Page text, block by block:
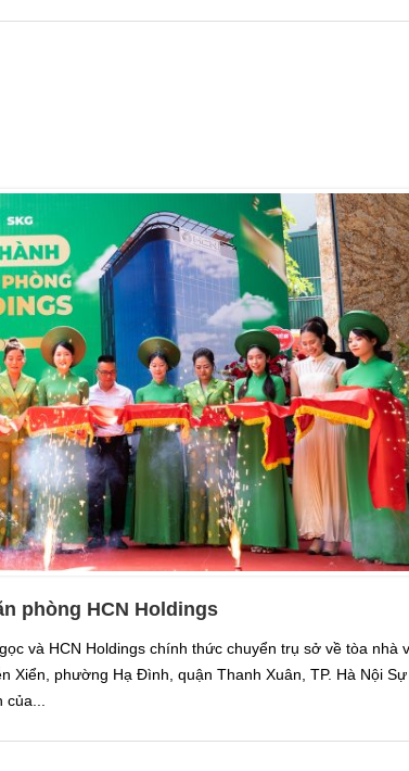
phòng HCN Holdings
và HCN Holdings chính thức chuyển trụ sở về tòa nhà
Xiển, phường Hạ Đình, quận Thanh Xuân, TP. Hà Nội